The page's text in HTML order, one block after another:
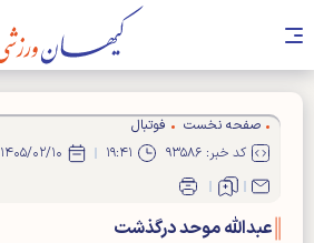
صفحه نخست
فوتبال
کد خبر: ۹۳۵۸۶
۱۹:۴۱ ۱۴۰۵/۰۲/۱۰
عبدالله موحد درگذشت